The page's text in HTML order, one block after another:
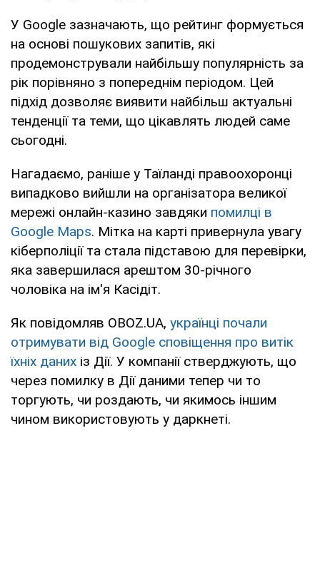
У Google зазначають, що рейтинг формується
на основі пошукових запитів, які
продемонстрували найбільшу популярність за
рік порівняно з попереднім періодом. Цей
підхід дозволяє виявити найбільш актуальні
тенденції та теми, що цікавлять людей саме
сьогодні.
Нагадаємо, раніше у Таїланді правоохоронці
випадково вийшли на організатора великої
мережі онлайн-казино завдяки помилці в
Google Maps. Мітка на карті привернула увагу
кіберполіції та стала підставою для перевірки,
яка завершилася арештом 30-річного
чоловіка на ім'я Касідіт.
Як повідомляв OBOZ.UA, українці почали
отримувати від Google сповіщення про витік
їхніх даних із Дії. У компанії стверджують, що
через помилку в Дії даними тепер чи то
торгують, чи роздають, чи якимось іншим
чином використовують у даркнеті.